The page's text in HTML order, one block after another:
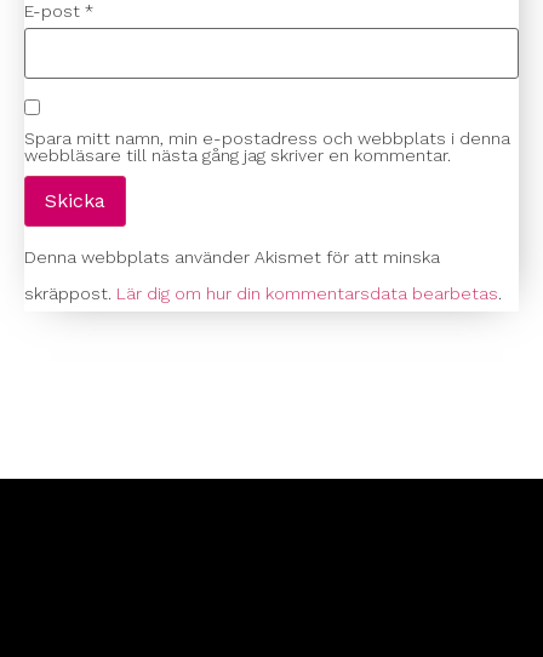
E-post *
Spara mitt namn, min e-postadress och webbplats i denna
webbläsare till nästa gång jag skriver en kommentar.
Denna webbplats använder Akismet för att minska
skräppost. Lär dig om hur din kommentarsdata bearbetas.